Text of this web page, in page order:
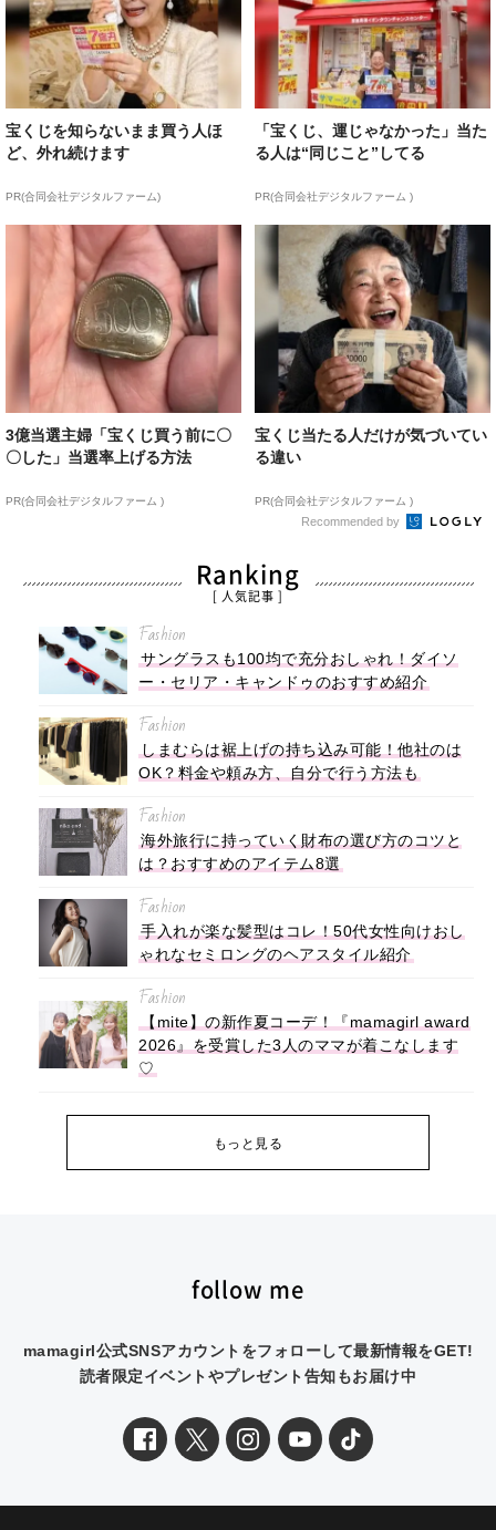
宝くじを知らないまま買う人ほ
ど、外れ続けます
PR(合同会社デジタルファーム)
「宝くじ、運じゃなかった」当た
る人は“同じこと”してる
PR(合同会社デジタルファーム )
3億当選主婦「宝くじ買う前に〇
〇した」当選率上げる方法
PR(合同会社デジタルファーム )
宝くじ当たる人だけが気づいてい
る違い
PR(合同会社デジタルファーム )
Recommended by
Ranking
[ 人気記事 ]
Fashion
サングラスも100均で充分おしゃれ！ダイソ
ー・セリア・キャンドゥのおすすめ紹介
Fashion
しまむらは裾上げの持ち込み可能！他社のは
OK？料金や頼み方、自分で行う方法も
Fashion
海外旅行に持っていく財布の選び方のコツと
は？おすすめのアイテム8選
Fashion
手入れが楽な髪型はコレ！50代女性向けおし
ゃれなセミロングのヘアスタイル紹介
Fashion
【mite】の新作夏コーデ！『mamagirl award
2026』を受賞した3人のママが着こなします
♡
もっと見る
follow me
mamagirl公式SNSアカウントをフォローして最新情報をGET!
読者限定イベントやプレゼント告知もお届け中